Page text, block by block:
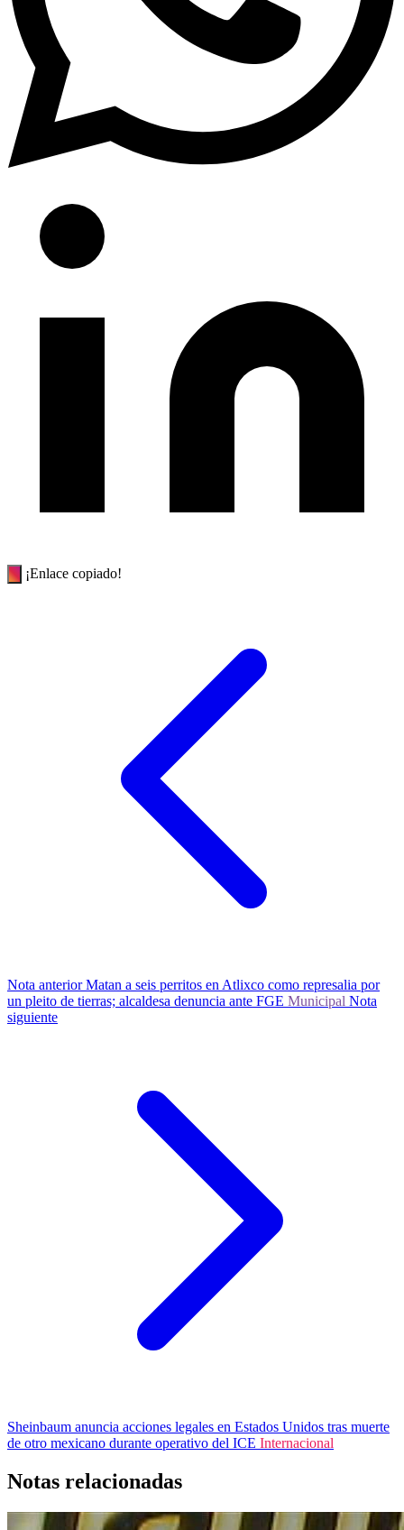
¡Enlace copiado!
Nota anteriorMatan a seis perritos en Atlixco como represalia por
un pleito de tierras; alcaldesa denuncia ante FGE Municipal Nota
siguiente
Sheinbaum anuncia acciones legales en Estados Unidos tras muerte
de otro mexicano durante operativo del ICE Internacional
Notas relacionadas